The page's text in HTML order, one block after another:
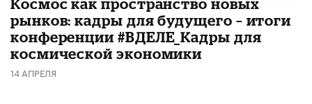
Космос как пространство новых
рынков: кадры для будущего – итоги
конференции #ВДЕЛЕ_Кадры для
космической экономики
14 АПРЕЛЯ